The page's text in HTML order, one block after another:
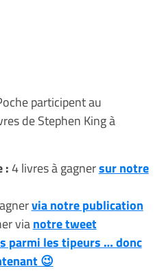
participent au
de Stephen King à
:4 livres à gagnersur notre
via notre publication
vianotre tweet
parmi les tipeurs … donc
😉